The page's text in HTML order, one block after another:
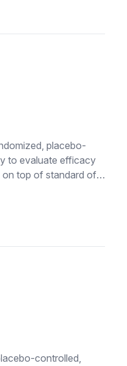
placebo-
to evaluate efficacy
top of standard of
patients with chronic
controlled,